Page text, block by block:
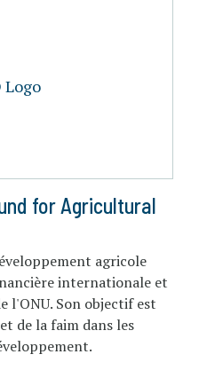
for Agricultural
agricole
internationale et
l'ONU. Son objectif est
de la faim dans les